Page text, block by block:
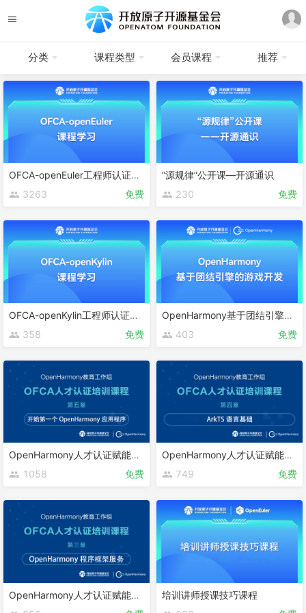
分类 课程类型 会员课程 推荐
OFCA-openEuler工程师认证课程
3263
免费
“源规律”公开课—开源通识
230
免费
OFCA-openKylin工程师认证课程
358
免费
OpenHarmony基于团结引擎的游戏开发
403
免费
OpenHarmony人才认证赋能课程 第五章
1058
免费
OpenHarmony人才认证赋能课程 第四章
749
免费
OpenHarmony人才认证赋能课程 第三章
培训讲师授课技巧课程